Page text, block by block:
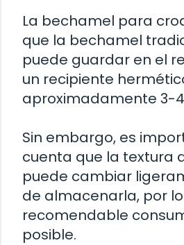
La bechamel para
que la bechamel
puede guardar en el
un recipiente
aproximadamente 3-
Sin embargo, es
cuenta que la textura
puede cambiar
de almacenarla, por
recomendable
posible.